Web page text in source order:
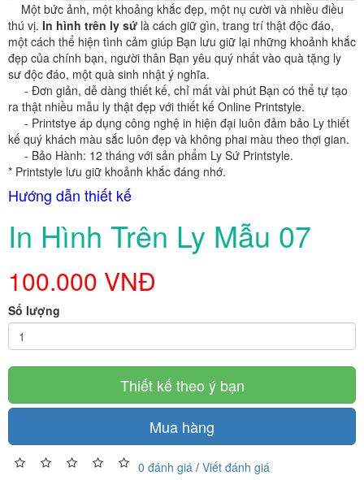
Một bức ảnh, một khoảng khắc đẹp, một nụ cười và nhiều điều
thú vị. In hình trên ly sứ là cách giữ gìn, trang trí thật độc đáo,
một cách thể hiện tình cảm giúp Bạn lưu giữ lại những khoảnh khắc
đẹp của chính bạn, người thân Bạn yêu quý nhất vào quà tặng ly
sư độc đáo, một quà sinh nhật ý nghĩa.
- Đơn giản, dễ dàng thiết kế, chỉ mất vài phút Bạn có thể tự tạo
ra thật nhiều mẫu ly thật đẹp với thiết kế Online Printstyle.
- Printstye áp dụng công nghệ in hiện đại luôn đảm bảo Ly thiết
kế quý khách màu sắc luôn đẹp và không phai màu theo thợi gian.
- Bảo Hành: 12 tháng với sản phẩm Ly Sứ Printstyle.
* Printstyle lưu giữ khoảnh khắc đáng nhớ.
Hướng dẫn thiết kế
In Hình Trên Ly Mẫu 07
100.000 VNĐ
Số lượng
Thiết kế theo ý bạn
Mua hàng
0 đánh giá / Viết đánh giá